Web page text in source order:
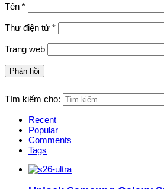
Tên *
Thư điện tử *
Trang web
Tìm kiếm cho:
Recent
Popular
Comments
Tags